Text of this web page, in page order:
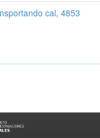
cal, 4853